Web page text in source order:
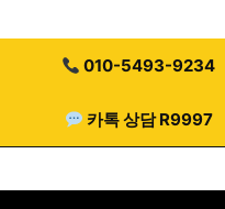
010-5493-9234
카톡 상담 R9997